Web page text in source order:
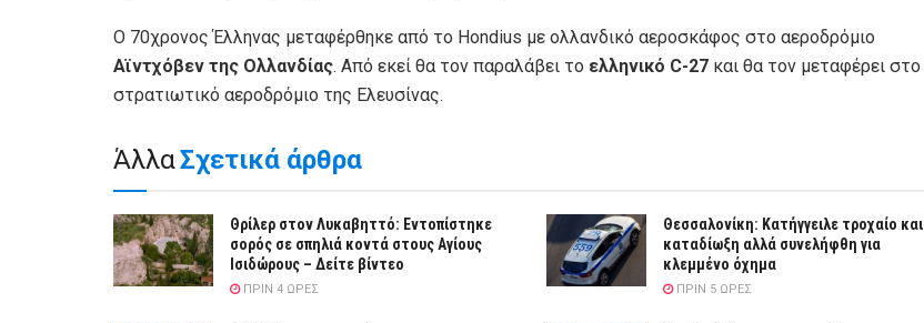
Ο 70χρονος Έλληνας μεταφέρθηκε από το Hondius με ολλανδικό αεροσκάφος στο αεροδρόμιο
Αϊντχόβεν της Ολλανδίας. Από εκεί θα τον παραλάβει το ελληνικό C-27 και θα τον μεταφέρει στο
στρατιωτικό αεροδρόμιο της Ελευσίνας.
ΆλλαΣχετικά άρθρα
Θρίλερ στον Λυκαβηττό: Εντοπίστηκε
σορός σε σπηλιά κοντά στους Αγίους
Ισιδώρους – Δείτε βίντεο
ΠΡΙΝ 4 ΏΡΕΣ
Θεσσαλονίκη: Κατήγγειλε τροχαίο και
καταδίωξη αλλά συνελήφθη για
κλεμμένο όχημα
ΠΡΙΝ 5 ΏΡΕΣ